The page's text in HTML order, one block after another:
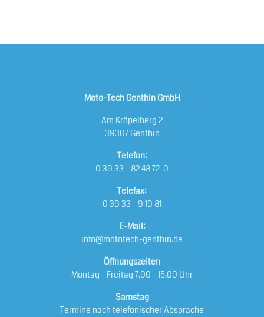
Moto-Tech Genthin GmbH
Am Kröpelberg 2
39307 Genthin
Telefon:
0 39 33 - 82 48 72-0
Telefax:
0 39 33 - 9 10 81
E-Mail:
info@mototech-genthin.de
Öffnungszeiten
Montag - Freitag 7.00 - 15.00 Uhr
Samstag
Termine nach telefonischer Absprache